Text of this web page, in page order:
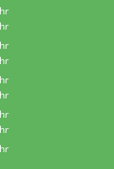
bis 12:00 Uhr
bis 16:00 Uhr
bis 12:00 Uhr
bis 16:00 Uhr
bis 12:00 Uhr
bis 16:00 Uhr
bis 12:00 Uhr
bis 18:00 Uhr